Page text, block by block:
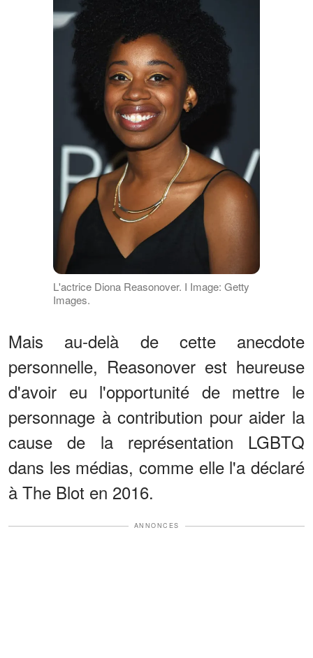
L'actrice Diona Reasonover. I Image: Getty
Images.
Mais au-delà de cette anecdote
personnelle, Reasonover est heureuse
d'avoir eu l'opportunité de mettre le
personnage à contribution pour aider la
cause de la représentation LGBTQ
dans les médias, comme elle l'a déclaré
à The Blot en 2016.
ANNONCES